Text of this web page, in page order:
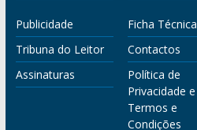
Publicidade
Tribuna do Leitor
Assinaturas
Ficha Técnica
Contactos
Política de
Privacidade e
Termos e
Condições